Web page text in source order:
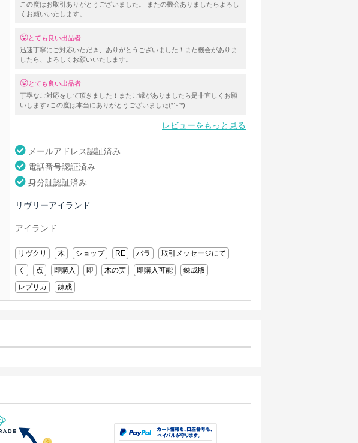
この度はお取引ありがとうございました。 またの機会ありましたらよろし
くお願いいたします。
とても良い出品者
迅速丁寧にご対応いただき、ありがとうございました！また機会がありま
したら、よろしくお願いいたします。
とても良い出品者
丁寧なご対応をして頂きました！またご縁がありましたら是非宜しくお願
いします♪この度は本当にありがとうございました(*ˊᵕˋ*)
レビューをもっと見る
メールアドレス認証済み
電話番号認証済み
身分証認証済み
リヴリーアイランド
アイランド
リヴクリ 木 ショップ RE バラ
取引メッセージにて
く
点 即購入 即 木の実 即購入可能
錬成版
レプリカ
錬成